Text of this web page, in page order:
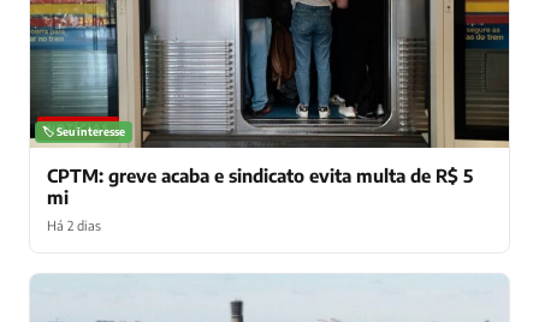
NOTÍCIAS
🏷️ Seu interesse
CPTM: greve acaba e sindicato evita multa de R$ 5
mi
Há 2 dias